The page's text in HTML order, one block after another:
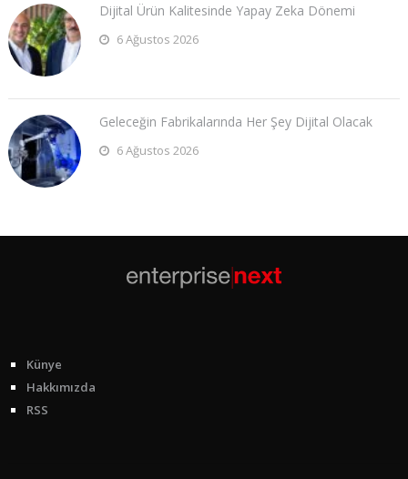
Dijital Ürün Kalitesinde Yapay Zeka Dönemi
6 Ağustos 2026
Geleceğin Fabrikalarında Her Şey Dijital Olacak
6 Ağustos 2026
Künye
Hakkımızda
RSS